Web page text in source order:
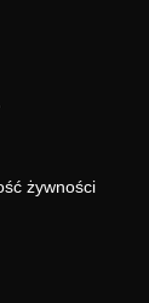
żywności